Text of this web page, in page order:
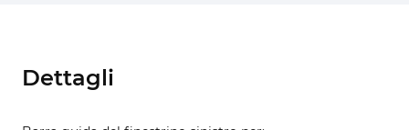
Dettagli